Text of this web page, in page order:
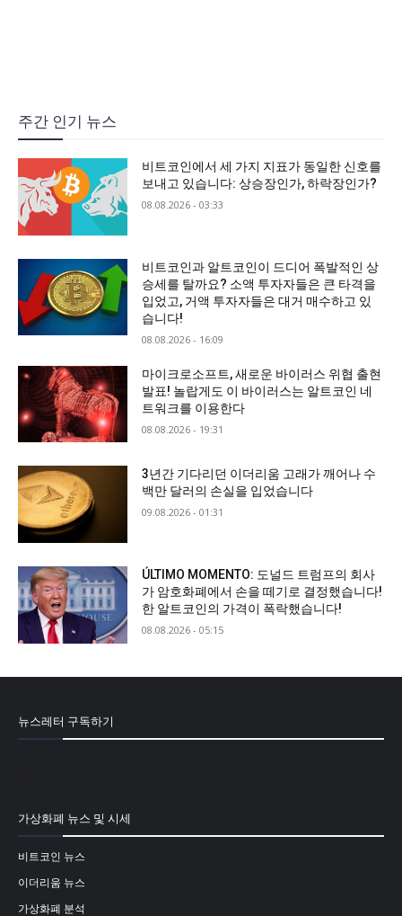
주간 인기 뉴스
비트코인에서 세 가지 지표가 동일한 신호를
보내고 있습니다: 상승장인가, 하락장인가?
08.08.2026 - 03:33
비트코인과 알트코인이 드디어 폭발적인 상
승세를 탈까요? 소액 투자자들은 큰 타격을
입었고, 거액 투자자들은 대거 매수하고 있
습니다!
08.08.2026 - 16:09
마이크로소프트, 새로운 바이러스 위협 출현
발표! 놀랍게도 이 바이러스는 알트코인 네
트워크를 이용한다
08.08.2026 - 19:31
3년간 기다리던 이더리움 고래가 깨어나 수
백만 달러의 손실을 입었습니다
09.08.2026 - 01:31
ÚLTIMO MOMENTO: 도널드 트럼프의 회사
가 암호화폐에서 손을 떼기로 결정했습니다!
한 알트코인의 가격이 폭락했습니다!
08.08.2026 - 05:15
뉴스레터 구독하기
가상화폐 뉴스 및 시세
비트코인 뉴스
이더리움 뉴스
가상화폐 분석